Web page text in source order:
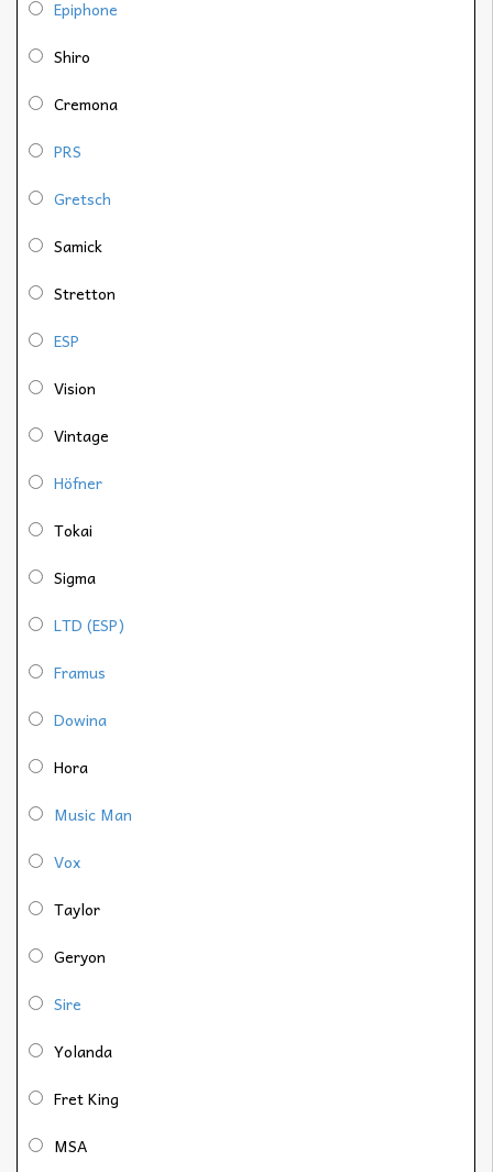
Epiphone
Shiro
Cremona
PRS
Gretsch
Samick
Stretton
ESP
Vision
Vintage
Höfner
Tokai
Sigma
LTD (ESP)
Framus
Dowina
Hora
Music Man
Vox
Taylor
Geryon
Sire
Yolanda
Fret King
MSA